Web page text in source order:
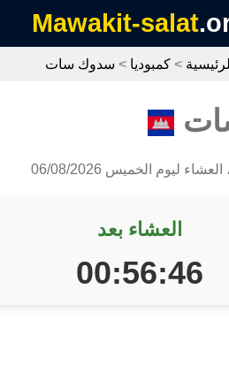
Mawakit-salat
الرئيسية > كمبوديا > سدوك سات
ليوم الخميس 06/08/2026
العشاء بعد
00:56:45